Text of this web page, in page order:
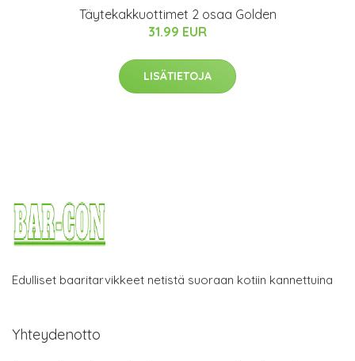
Täytekakkuottimet 2 osaa Golden
31.99 EUR
LISÄTIETOJA
Edulliset baaritarvikkeet netistä suoraan kotiin kannettuina
Yhteydenotto